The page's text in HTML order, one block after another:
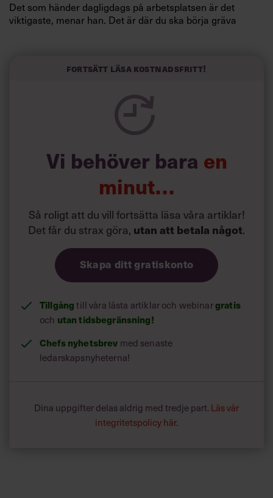
Det som händer dagligdags på arbetsplatsen är det
viktigaste, menar han. Det är där du ska börja gräva
och höjt arbetsglädjen på Google:
Fortsätt läsa kostnadsfritt!
Vi behöver bara en
minut…
Så roligt att du vill fortsätta läsa våra artiklar!
Det får du strax göra, utan att betala något.
Skapa ditt gratiskonto
Tillgång till våra låsta artiklar och webinargratis
och utan tidsbegränsning!
Chefs nyhetsbrev med senaste
ledarskapsnyheterna!
Dina uppgifter delas aldrig med tredje part. Läs vår
integritetspolicy här.